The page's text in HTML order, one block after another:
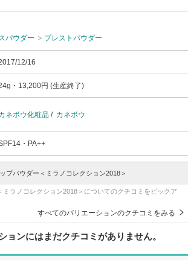
パウダー プレストパウダー
12/16
・13,200円 (生産終了)
ネボウ化粧品 / カネボウ
・PA++
プパウダー＜ミラノコレクション2018＞
ミラノコレクション2018＞についてのクチコミをピックア
すべてのバリエーションのクチコミをみる
ョンにはまだクチコミがありません。